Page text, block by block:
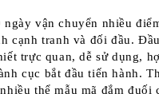
vận chuyển nhiều
cạnh tranh và đối đầu.
trực quan, dễ sử dụng,
cục bắt đầu tiến hành.
thể mẫu mã đắm đuối